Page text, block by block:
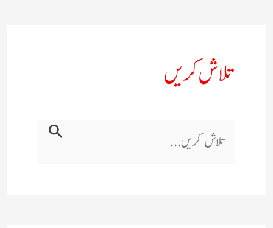
تلاش کریں